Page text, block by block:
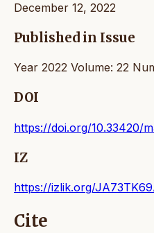
December 12, 2022
Published in Issue
Year 2022 Volume: 22
DOI
https://doi.org/10.33420/
IZ
https://izlik.org/
Cite